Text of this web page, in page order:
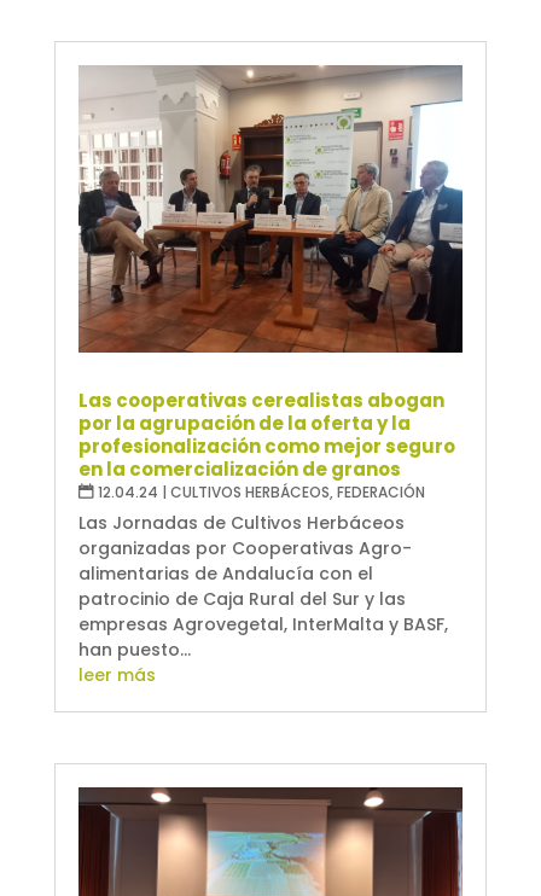
Las cooperativas cerealistas abogan
por la agrupación de la oferta y la
profesionalización como mejor seguro
en la comercialización de granos
12.04.24 | CULTIVOS HERBÁCEOS,FEDERACIÓN
Las Jornadas de Cultivos Herbáceos
organizadas por Cooperativas Agro-
alimentarias de Andalucía con el
patrocinio de Caja Rural del Sur y las
empresas Agrovegetal, InterMalta y BASF,
han puesto...
leer más